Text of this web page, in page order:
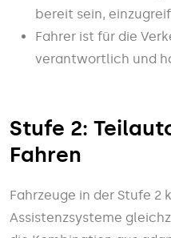
bereit sein,
Fahrer ist für die
verantwortlich und
Stufe 2:
Fahren
Fahrzeuge in der Stufe 2
Assistenzsysteme